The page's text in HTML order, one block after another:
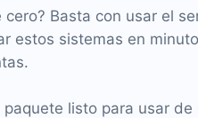
Basta con usar el
estos sistemas en
listo para usar de